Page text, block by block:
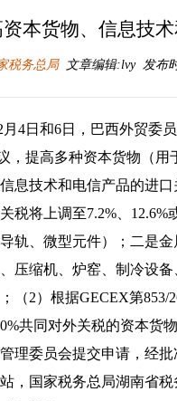
本货物、信息技
税务总局文章编辑:lvy 发布
月4日和6日，巴西外贸委
，提高多种资本货物（
息技术和电信产品的进
税将上调至7.2%、
轨、微型元件）；二是
压缩机、炉窑、制冷设
（2）根据GECEX第
共同对外关税的资本货
理委员会提交申请，经
，国家税务总局湖南省税